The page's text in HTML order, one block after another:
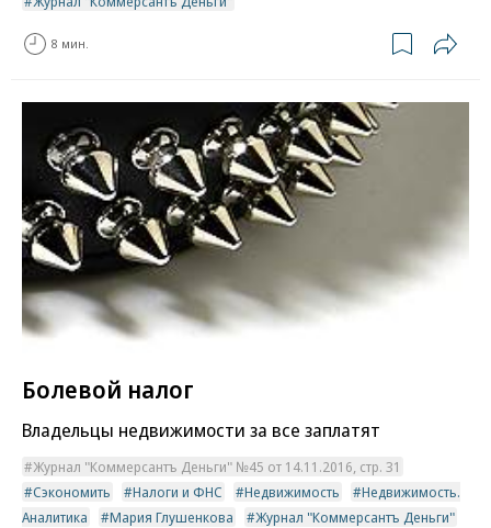
8 мин.
Болевой налог
Владельцы недвижимости за все заплатят
Журнал "Коммерсантъ Деньги" №45 от 14.11.2016, стр. 31
Сэкономить
Налоги и ФНС Недвижимость
Недвижимость.
Аналитика
Мария Глушенкова Журнал "Коммерсантъ Деньги"